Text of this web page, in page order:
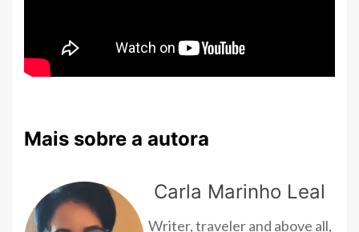
Mais sobre a autora
Carla Marinho Leal
Writer, traveler and above all,